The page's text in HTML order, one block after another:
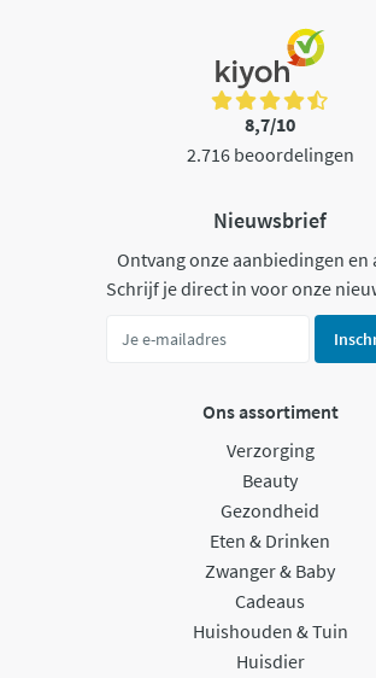
8,7/10
2.716 beoordelingen
Nieuwsbrief
Ontvang onze aanbiedingen en
Schrijf je direct in voor onze
Ons assortiment
Verzorging
Beauty
Gezondheid
Eten & Drinken
Zwanger & Baby
Cadeaus
Huishouden & Tuin
Huisdier